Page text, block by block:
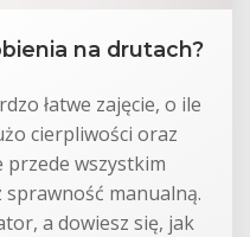
na drutach?
łatwe zajęcie, o ile
cierpliwości oraz
przede wszystkim
manualną.
a dowiesz się, jak